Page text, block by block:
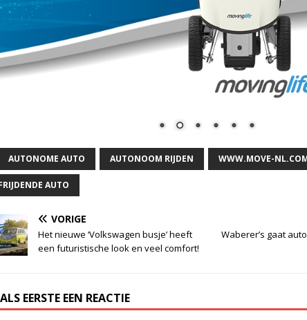
AUTONOME AUTO AUTONOOM RIJDEN WWW.MOVE-
AUTO
VORIGE
Het nieuwe ‘Volkswagen busje’ heeft
een futuristische look en veel comfort!
Waberer’s gaat
EERSTE EEN REACTIE